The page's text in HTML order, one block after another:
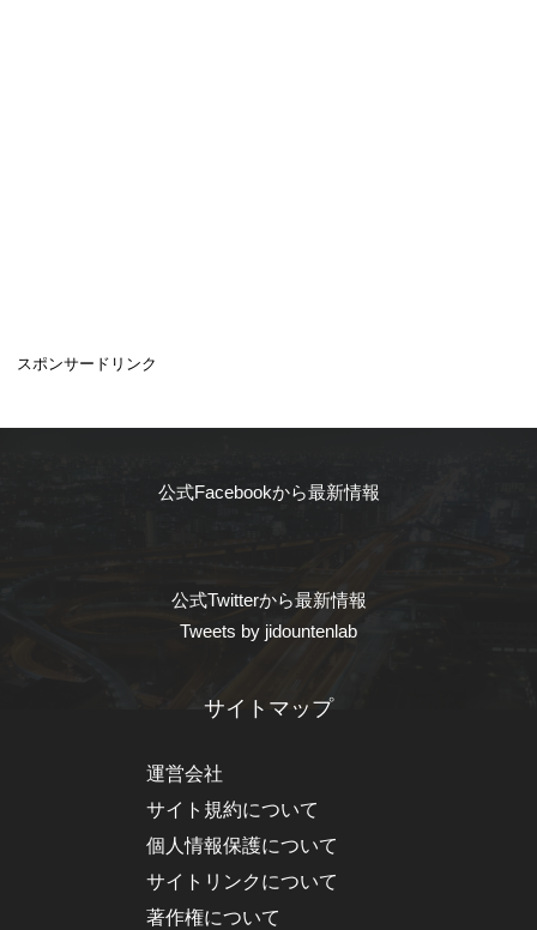
スポンサードリンク
公式Facebookから最新情報
公式Twitterから最新情報
Tweets by jidountenlab
サイトマップ
運営会社
サイト規約について
個人情報保護について
サイトリンクについて
著作権について